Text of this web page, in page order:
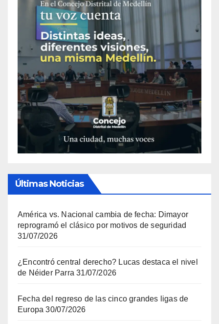
Últimas Noticias
América vs. Nacional cambia de fecha: Dimayor
reprogramó el clásico por motivos de seguridad
31/07/2026
¿Encontró central derecho? Lucas destaca el nivel
de Néider Parra 31/07/2026
Fecha del regreso de las cinco grandes ligas de
Europa 30/07/2026